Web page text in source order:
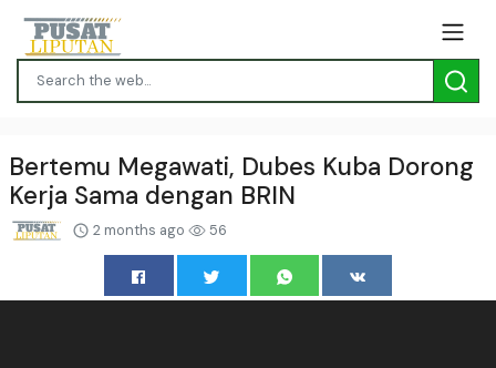
Bertemu Megawati, Dubes Kuba Dorong
Kerja Sama dengan BRIN
2 months ago 56